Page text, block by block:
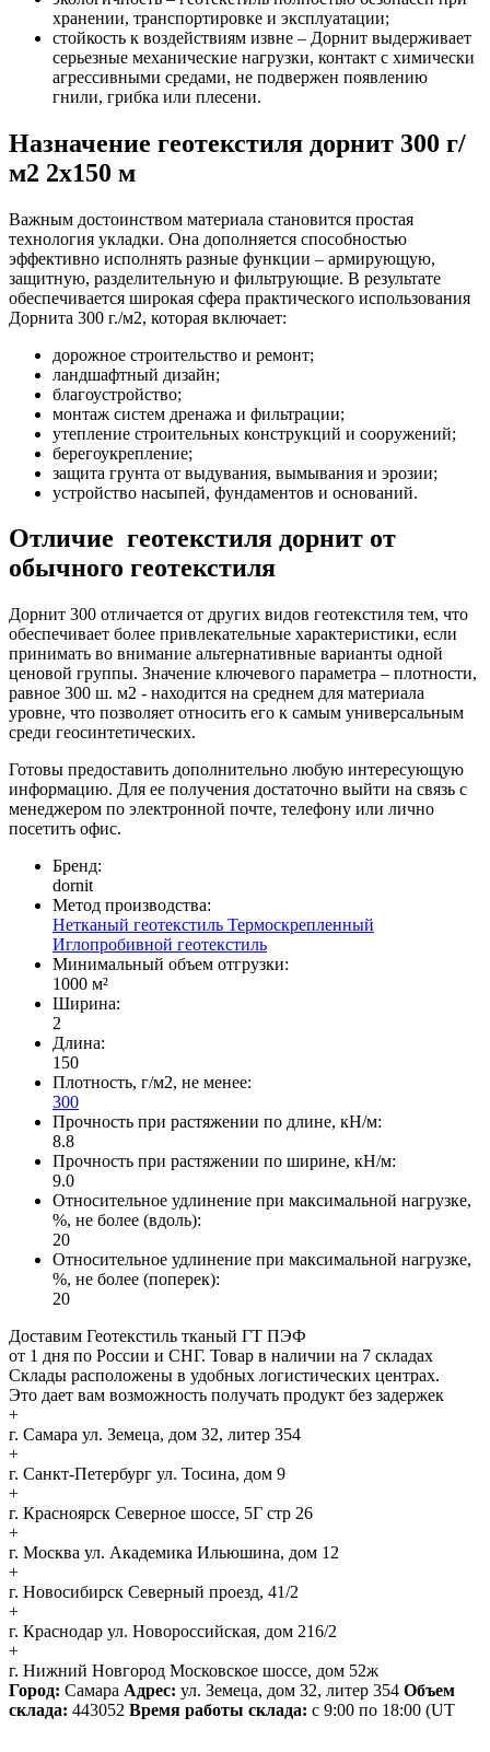
хранении, транспортировке и эксплуатации;
стойкость к воздействиям извне – Дорнит выдерживает
серьезные механические нагрузки, контакт с химически
агрессивными средами, не подвержен появлению
гнили, грибка или плесени.
Назначение геотекстиля дорнит 300 г/
м2 2x150 м
Важным достоинством материала становится простая
технология укладки. Она дополняется способностью
эффективно исполнять разные функции – армирующую,
защитную, разделительную и фильтрующие. В результате
обеспечивается широкая сфера практического использования
Дорнита 300 г./м2, которая включает:
дорожное строительство и ремонт;
ландшафтный дизайн;
благоустройство;
монтаж систем дренажа и фильтрации;
утепление строительных конструкций и сооружений;
берегоукрепление;
защита грунта от выдувания, вымывания и эрозии;
устройство насыпей, фундаментов и оснований.
Отличие геотекстиля дорнит от
обычного геотекстиля
Дорнит 300 отличается от других видов геотекстиля тем, что
обеспечивает более привлекательные характеристики, если
принимать во внимание альтернативные варианты одной
ценовой группы. Значение ключевого параметра – плотности,
равное 300 ш. м2 - находится на среднем для материала
уровне, что позволяет относить его к самым универсальным
среди геосинтетических.
Готовы предоставить дополнительно любую интересующую
информацию. Для ее получения достаточно выйти на связь с
менеджером по электронной почте, телефону или лично
посетить офис.
Бренд:
dornit
Метод производства:
Нетканый геотекстиль Термоскрепленный
Иглопробивной геотекстиль
Минимальный объем отгрузки:
1000 м²
Ширина:
2
Длина:
150
Плотность, г/м2, не менее:
300
Прочность при растяжении по длине, кН/м:
8.8
Прочность при растяжении по ширине, кН/м:
9.0
Относительное удлинение при максимальной нагрузке,
%, не более (вдоль):
20
Относительное удлинение при максимальной нагрузке,
%, не более (поперек):
20
Доставим Геотекстиль тканый ГТ ПЭФ
от 1 дня по России и СНГ. Товар в наличии на 7 складах
Склады расположены в удобных логистических центрах.
Это дает вам возможность получать продукт без задержек
+
г. Самара ул. Земеца, дом 32, литер 354
+
г. Санкт-Петербург ул. Тосина, дом 9
+
г. Красноярск Северное шоссе, 5Г стр 26
+
г. Москва ул. Академика Ильюшина, дом 12
+
г. Новосибирск Северный проезд, 41/2
+
г. Краснодар ул. Новороссийская, дом 216/2
+
г. Нижний Новгород Московское шоссе, дом 52ж
Город: Самара Адрес: ул. Земеца, дом 32, литер 354 Объем
склада: 443052 Время работы склада: с 9:00 по 18:00 (UT